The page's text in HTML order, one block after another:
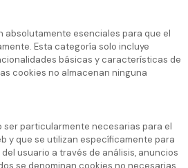
absolutamente esenciales para que el
Esta categoría solo incluye
básicas y características de
cookies no almacenan ninguna
ser particularmente necesarias para el
y que se utilizan específicamente para
usuario a través de análisis, anuncios
se denominan cookies no necesarias.